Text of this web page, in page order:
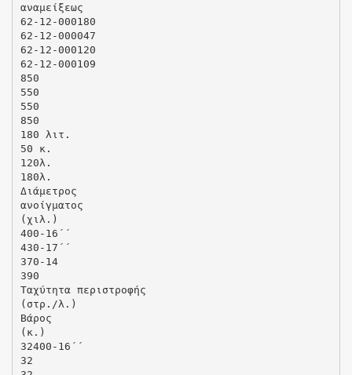
αναμείξεως
62-12-000180
62-12-000047
62-12-000120
62-12-000109
850
550
550
850
180 λιτ.
50 κ.
120λ.
180λ.
Διάμετρος
ανοίγματος
(χιλ.)
400-16΄΄
430-17΄΄
370-14
390
Ταχύτητα περιστροφής
(στρ./λ.)
Βάρος
(κ.)
32400-16΄΄
32